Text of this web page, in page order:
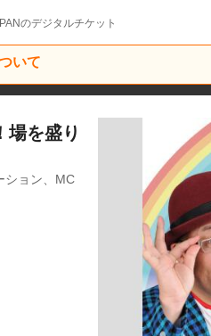
のデジタルチケット
いて
場を盛り
ション、MC